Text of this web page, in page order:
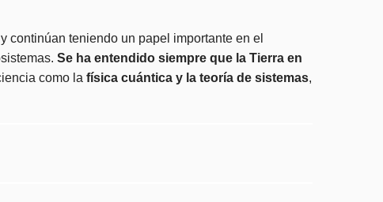
continúan teniendo un papel importante en el
Se ha entendido siempre que la Tierra en
como la física cuántica y la teoría de sistemas,